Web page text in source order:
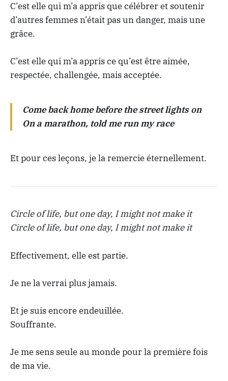
C’est elle qui m’a appris que célébrer et soutenir
d’autres femmes n’était pas un danger, mais une
grâce.
C’est elle qui m’a appris ce qu’est être aimée,
respectée, challengée, mais acceptée.
Come back home before the street lights on
On a marathon, told me run my race
Et pour ces leçons, je la remercie éternellement.
Circle of life, but one day, I might not make it
Circle of life, but one day, I might not make it
Effectivement, elle est partie.
Je ne la verrai plus jamais.
Et je suis encore endeuillée.
Souffrante.
Je me sens seule au monde pour la première fois
de ma vie.